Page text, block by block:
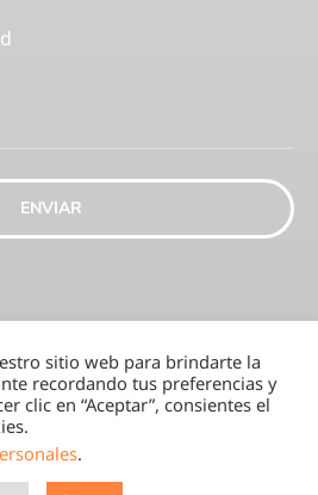
ENVIAR
SK 2025
sitio web para brindarte la
recordando tus preferencias y
clic en “Aceptar”, consientes el
.